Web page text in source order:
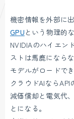
機密情報を外部に
GPU という物理的
NVIDIAのハイエン
ストは馬鹿になら
モデルがロードでき
クラウドAIなら
減価償却と電気代
とになる。